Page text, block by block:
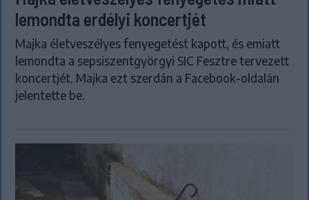
lemondta erdélyi koncertjét
Majka életveszélyes fenyegetést kapott, és emiatt
lemondta a sepsiszentgyörgyi SIC Fesztre tervezett
koncertjét. Majka ezt szerdán a Facebook-oldalán
jelentette be.